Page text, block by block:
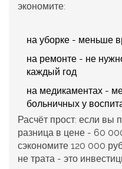
экономите:
на уборке - меньше
на ремонте - не
каждый год
на медикаментах -
больничных у
Расчёт прост: если вы
разница в цене - 60
сэкономите 120 000
не трата - это